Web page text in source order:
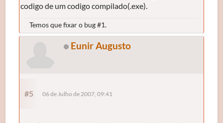
codigo de um codigo compilado(.exe).
Temos que fixar o bug #1.
Eunir Augusto
#5 06 de Julho de 2007, 09:41